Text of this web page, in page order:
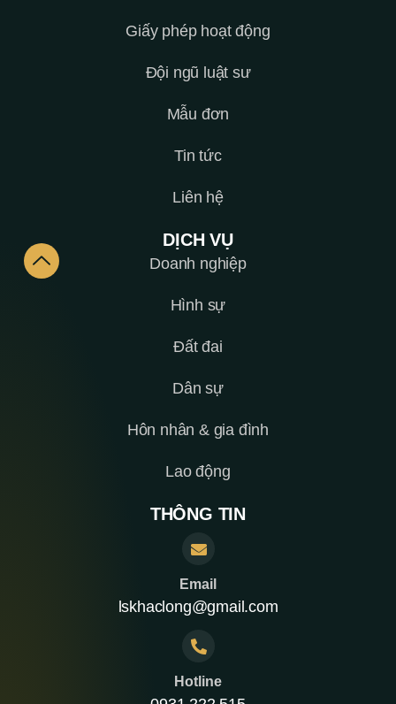
Giấy phép hoạt động
Đội ngũ luật sư
Mẫu đơn
Tin tức
Liên hệ
DỊCH VỤ
Doanh nghiệp
Hình sự
Đất đai
Dân sự
Hôn nhân & gia đình
Lao động
THÔNG TIN
Email
lskhaclong@gmail.com
Hotline